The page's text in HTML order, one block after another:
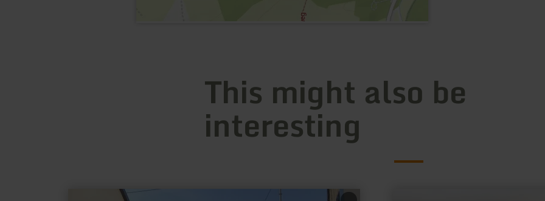
This might also be
interesting